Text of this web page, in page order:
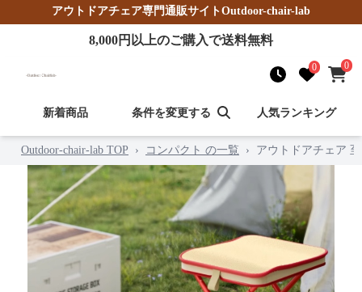
アウトドアチェア専門通販サイトOutdoor-chair-lab
8,000円以上のご購入で送料無料
0 0
新着商品 条件を変更する 人気ランキング
Outdoor-chair-lab TOP › コンパクト の一覧 › アウトドアチェア